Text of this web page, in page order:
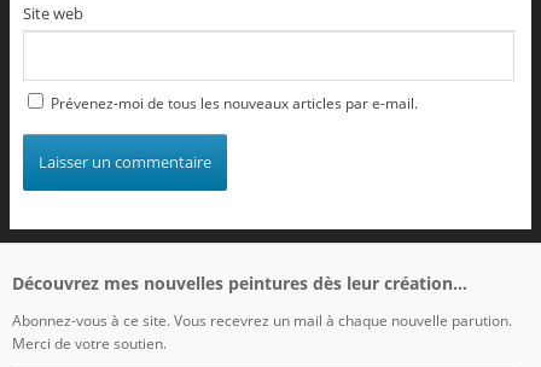
Site web
Prévenez-moi de tous les nouveaux articles par e-mail.
Découvrez mes nouvelles peintures dès leur création...
Abonnez-vous à ce site. Vous recevrez un mail à chaque nouvelle parution.
Merci de votre soutien.